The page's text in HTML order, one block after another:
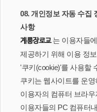
08. 개인정보 자동 수집
사항
계룡장로교는 이용자들
제공하기 위해 이용 정
'쿠키(cookie)'를 사용할
쿠키는 웹사이트를 운
이용자의 컴퓨터 브라
이용자들의 PC 컴퓨터